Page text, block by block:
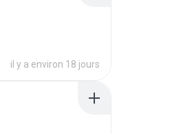
il y a environ 18 jours